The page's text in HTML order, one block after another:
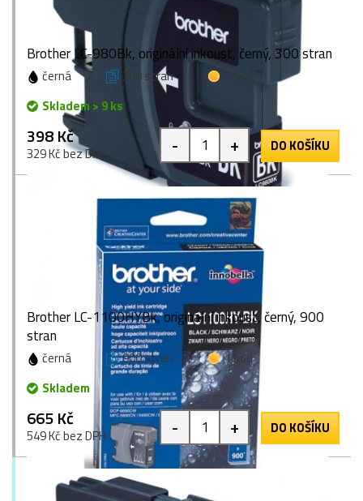
Brother LC-980Bk, originální inkoust, černý, 300 stran
černá 300 stran
1 bod
Skladem > 9 ks
398 Kč
329 Kč bez DPH - + DO KOŠÍKU
Brother LC-1100HYBk, originální inkoust, černý, 900
stran
černá 900 stran
1 bod
Skladem
665 Kč
549 Kč bez DPH - + DO KOŠÍKU